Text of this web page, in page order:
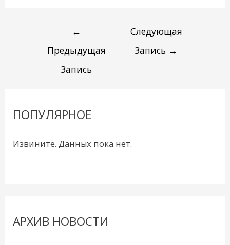
←
Предыдущая
Запись
Следующая
Запись →
ПОПУЛЯРНОЕ
Извините. Данных пока нет.
АРХИВ НОВОСТИ